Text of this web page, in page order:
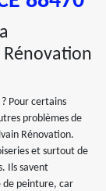
Rénovation
Pour certains
problèmes de
Rénovation.
et surtout de
Ils savent
de peinture, car